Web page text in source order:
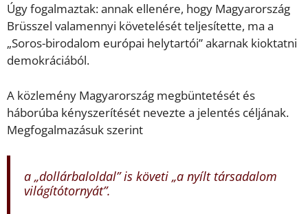
Úgy fogalmaztak: annak ellenére, hogy Magyarország
Brüsszel valamennyi követelését teljesítette, ma a
„Soros-birodalom európai helytartói” akarnak kioktatni
demokráciából.
A közlemény Magyarország megbüntetését és
háborúba kényszerítését nevezte a jelentés céljának.
Megfogalmazásuk szerint
a „dollárbaloldal” is követi „a nyílt társadalom
világítótornyát”.